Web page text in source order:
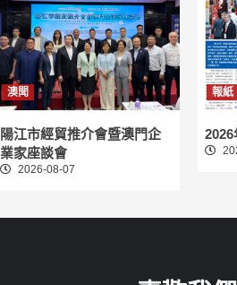
澳聞
陽江市經貿推介會暨澳門企
業家座談會
2026-08-07
報紙
2026